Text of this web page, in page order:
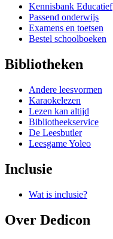
Kennisbank Educatief
Passend onderwijs
Examens en toetsen
Bestel schoolboeken
Bibliotheken
Andere leesvormen
Karaokelezen
Lezen kan altijd
Bibliotheekservice
De Leesbutler
Leesgame Yoleo
Inclusie
Wat is inclusie?
Over Dedicon